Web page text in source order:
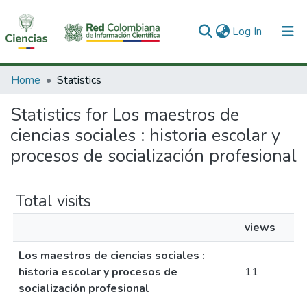
Log In (current)
Communities & Collections
All of DSpace
Home Statistics
Statistics for Los maestros de
ciencias sociales : historia escolar y
procesos de socialización profesional
Total visits
views
Los maestros de ciencias sociales :
historia escolar y procesos de
socialización profesional
11